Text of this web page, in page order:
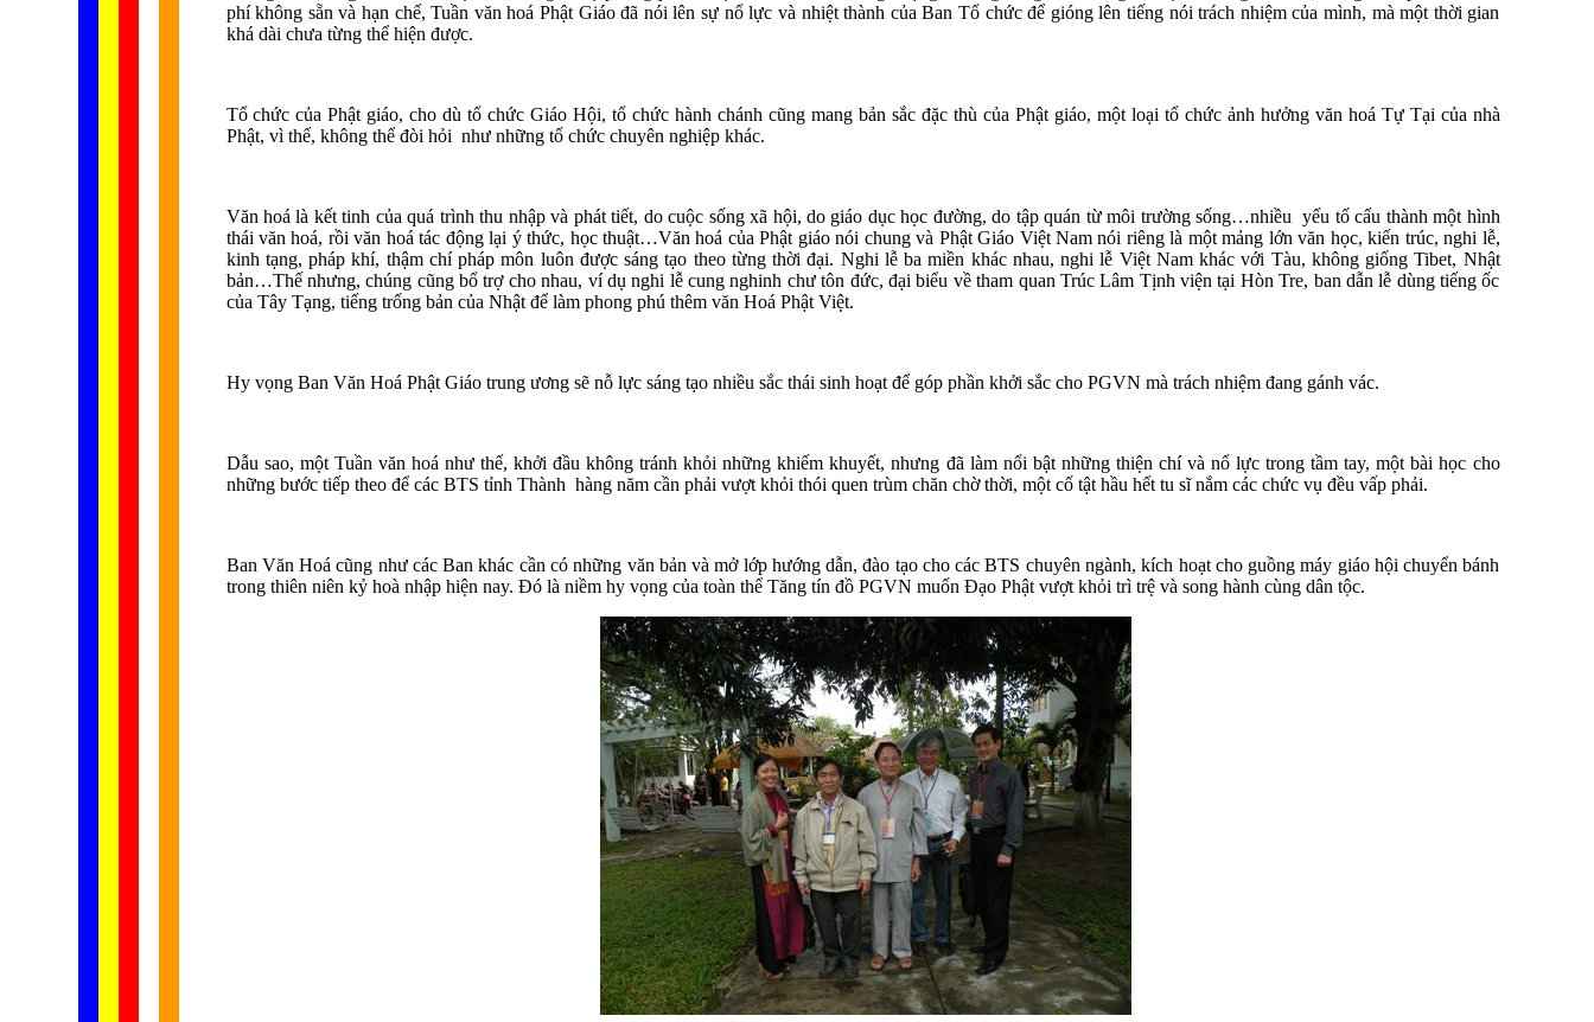
phí không sẵn và hạn chế, Tuần văn hoá Phật Giáo đã nói lên sự nổ lực và nhiệt thành của Ban Tổ chức để gióng lên tiếng nói trách nhiệm của mình, mà một thời gian
khá dài chưa từng thể hiện được.
Tổ chức của Phật giáo, cho dù tổ chức Giáo Hội, tổ chức hành chánh cũng mang bản sắc đặc thù của Phật giáo, một loại tổ chức ảnh hưởng văn hoá Tự Tại của nhà
Phật, vì thế, không thể đòi hỏi như những tổ chức chuyên nghiệp khác.
Văn hoá là kết tinh của quá trình thu nhập và phát tiết, do cuộc sống xã hội, do giáo dục học đường, do tập quán từ môi trường sống…nhiều yếu tố cấu thành một hình
thái văn hoá, rồi văn hoá tác động lại ý thức, học thuật…Văn hoá của Phật giáo nói chung và Phật Giáo Việt Nam nói riêng là một mảng lớn văn học, kiến trúc, nghi lễ,
kinh tạng, pháp khí, thậm chí pháp môn luôn được sáng tạo theo từng thời đại. Nghi lễ ba miền khác nhau, nghi lễ Việt Nam khác với Tàu, không giống Tibet, Nhật
bản…Thế nhưng, chúng cũng bổ trợ cho nhau, ví dụ nghi lễ cung nghinh chư tôn đức, đại biểu về tham quan Trúc Lâm Tịnh viện tại Hòn Tre, ban dẫn lễ dùng tiếng ốc
của Tây Tạng, tiếng trống bản của Nhật để làm phong phú thêm văn Hoá Phật Việt.
Hy vọng Ban Văn Hoá Phật Giáo trung ương sẽ nỗ lực sáng tạo nhiều sắc thái sinh hoạt để góp phần khởi sắc cho PGVN mà trách nhiệm đang gánh vác.
Dẫu sao, một Tuần văn hoá như thế, khởi đầu không tránh khỏi những khiếm khuyết, nhưng đã làm nổi bật những thiện chí và nổ lực trong tầm tay, một bài học cho
những bước tiếp theo để các BTS tỉnh Thành hàng năm cần phải vượt khỏi thói quen trùm chăn chờ thời, một cố tật hầu hết tu sĩ nắm các chức vụ đều vấp phải.
Ban Văn Hoá cũng như các Ban khác cần có những văn bản và mở lớp hướng dẫn, đào tạo cho các BTS chuyên ngành, kích hoạt cho guồng máy giáo hội chuyển bánh
trong thiên niên kỷ hoà nhập hiện nay. Đó là niềm hy vọng của toàn thể Tăng tín đồ PGVN muốn Đạo Phật vượt khỏi trì trệ và song hành cùng dân tộc.